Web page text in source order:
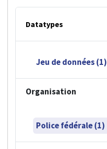
Datatypes
Jeu de données (1)
Organisation
Police fédérale (1)